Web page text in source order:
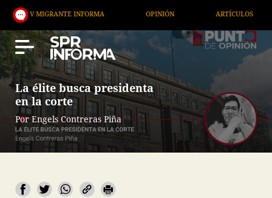
INFORMA OPINIÓN ARTÍCULOS ARTE
La élite busca presidenta
en la corte
Por Engels Contreras Piña